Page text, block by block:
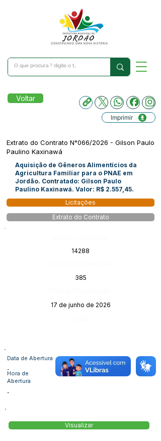
Voltar
Imprimir
Extrato do Contrato N°066/2026 - Gilson Paulo
Paulino Kaxinawá
Aquisição de Gêneros Alimentícios da
Agricultura Familiar para o PNAE em
Jordão. Contratado: Gilson Paulo
Paulino Kaxinawá. Valor: R$ 2.557,45.
Licitações
Extrato do Contrato
14288
385
17 de junho de 2026
Data de Abertura
-
Hora de
Abertura
-
Visualizar